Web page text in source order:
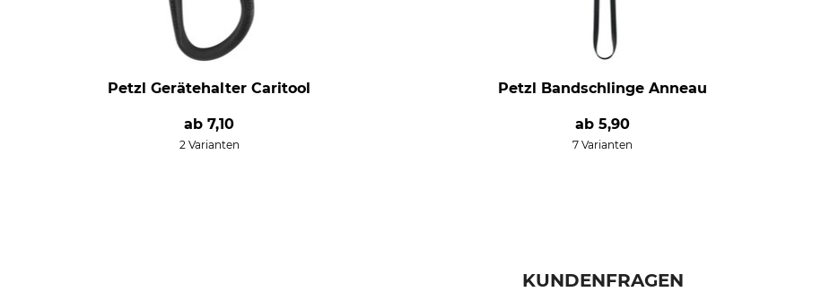
Petzl Gerätehalter Caritool
ab7,10
2 Varianten
Petzl Bandschlinge Anneau
ab5,90
7 Varianten
KUNDENFRAGEN